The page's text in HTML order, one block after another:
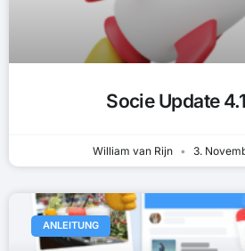
Socie Update
William van Rijn 3.
ANLEITUNG